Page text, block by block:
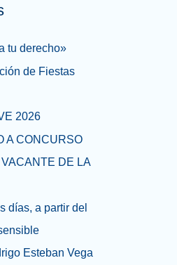
tu derecho»
de Fiestas
2026
A CONCURSO
DE LA
días, a partir del
Esteban Vega